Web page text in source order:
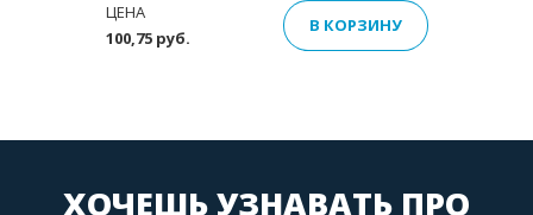
100,75 руб.
ЦЕНА
В КОРЗИНУ
ХОЧЕШЬ УЗНАВАТЬ ПРО